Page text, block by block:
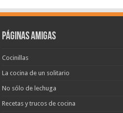
Páginas amigas
Cocinillas
La cocina de un solitario
No sólo de lechuga
Recetas y trucos de cocina